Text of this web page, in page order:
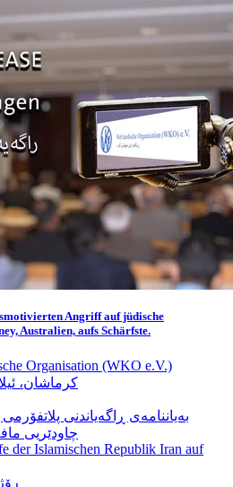
Angriff auf jüdische
Australien, aufs Schärfste.